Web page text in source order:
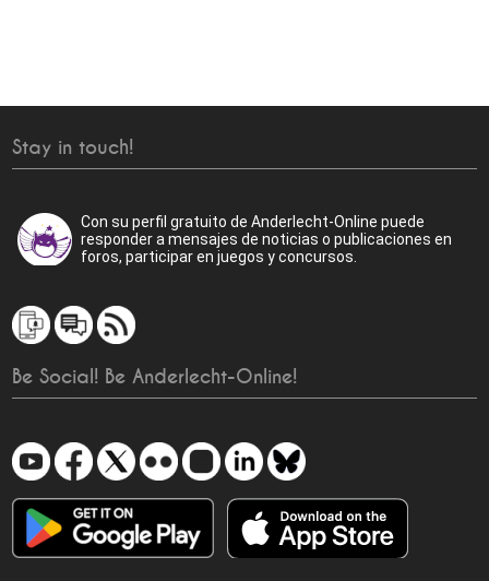
Stay in touch!
Con su perfil gratuito de Anderlecht-Online puede
responder a mensajes de noticias o publicaciones en
foros, participar en juegos y concursos.
Be Social! Be Anderlecht-Online!